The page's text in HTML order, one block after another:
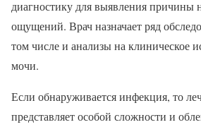
диагностику для выявления причины
ощущений. Врач назначает ряд
том числе и анализы на клиническое
мочи.
Если обнаруживается инфекция, то
представляет особой сложности и